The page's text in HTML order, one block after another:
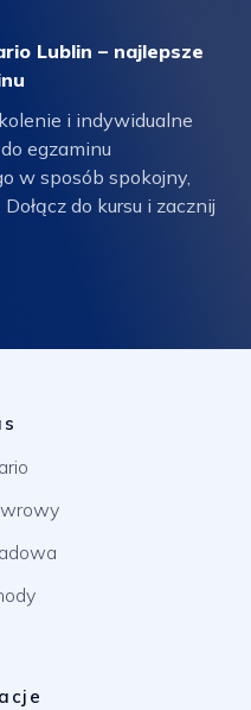
Lublin – najlepsze
i indywidualne
egzaminu
w sposób spokojny,
do kursu i zacznij